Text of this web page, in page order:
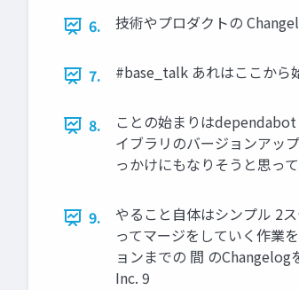
6. 技術やプロダクトの
7. #base_talk あれはここか
8.
ことの始まりは
イブラリのバージョンアッ
っかけにもなりそうと思っ
9.
やること自体はシンプル 2
ってマージをしていく作業
ョンまでの 間 の
Inc. 9